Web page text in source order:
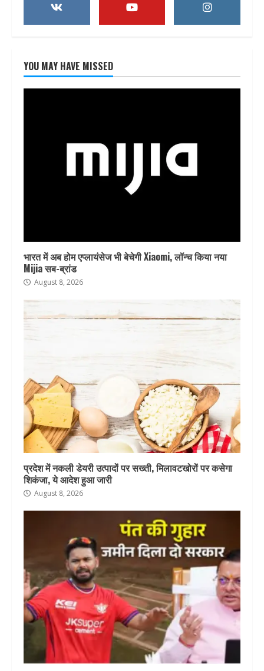
YOU MAY HAVE MISSED
भारत में अब होम एप्लायंसेज भी बेचेगी Xiaomi, लॉन्च किया नया
Mijia सब-ब्रांड
August 8, 2026
प्रदेश में नकली डेयरी उत्पादों पर सख्ती, मिलावटखोरों पर कसेगा
शिकंजा, ये आदेश हुआ जारी
August 8, 2026